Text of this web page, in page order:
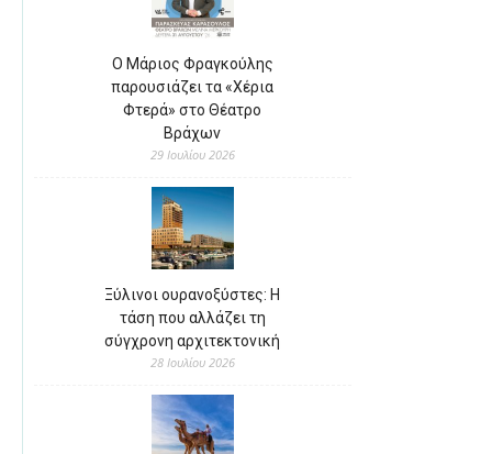
Ο Μάριος Φραγκούλης
παρουσιάζει τα «Χέρια
Φτερά» στο Θέατρο
Βράχων
29 Ιουλίου 2026
Ξύλινοι ουρανοξύστες: Η
τάση που αλλάζει τη
σύγχρονη αρχιτεκτονική
28 Ιουλίου 2026